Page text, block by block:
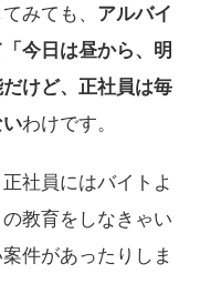
みても、 アルバイ
今日は昼から、明
けど、正社員は毎
わけです。
社員にはバイトよ
教育をしなきゃい
件があったりしま